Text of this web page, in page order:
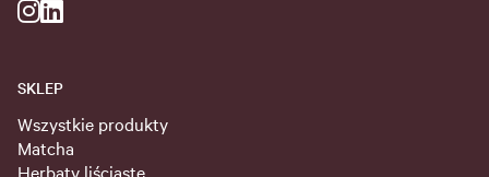
SKLEP
Wszystkie produkty
Matcha
Herbaty liściaste